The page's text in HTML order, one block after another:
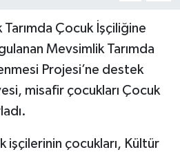
Tarımda Çocuk İşçiliğine
Mevsimlik Tarımda
Projesi’ne destek
misafir çocukları Çocuk
işçilerinin çocukları, Kültür